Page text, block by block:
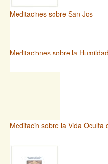
Meditacines sobre San Jos
Meditaciones sobre la
Meditacin sobre la Vida Oculta